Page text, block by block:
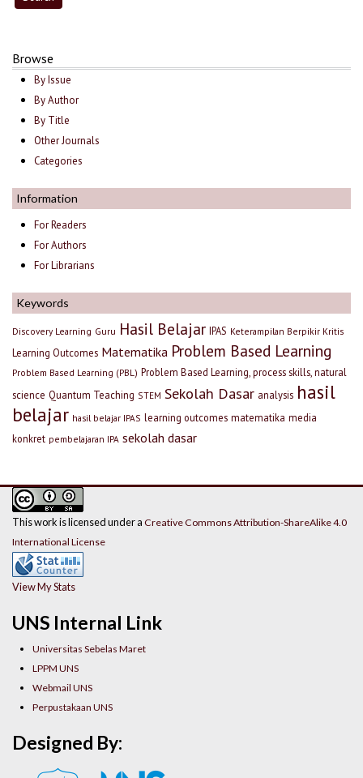
Browse
By Issue
By Author
By Title
Other Journals
Categories
Information
For Readers
For Authors
For Librarians
Keywords
Discovery Learning Guru Hasil Belajar IPAS Keterampilan Berpikir Kritis
Learning Outcomes Matematika Problem Based Learning
Problem Based Learning (PBL) Problem Based Learning, process skills, natural
science Quantum Teaching STEM Sekolah Dasar analysis hasil
belajar hasil belajar IPAS learning outcomes matematika media
konkret pembelajaran IPA sekolah dasar
UNS Internal Link
Universitas Sebelas Maret
LPPM UNS
Webmail UNS
Perpustakaan UNS
This work is licensed under a Creative Commons Attribution-ShareAlike 4.0
International License
View My Stats
Designed By: